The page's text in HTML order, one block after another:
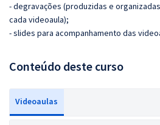
- degravações (produzidas e
cada videoaula);
- slides para acompanhamento das
Conteúdo deste curso
Videoaulas